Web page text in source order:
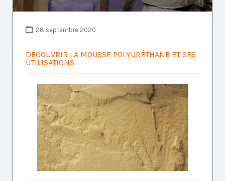
28 septembre 2020
DÉCOUVRIR LA MOUSSE POLYURÉTHANE ET SES
UTILISATIONS